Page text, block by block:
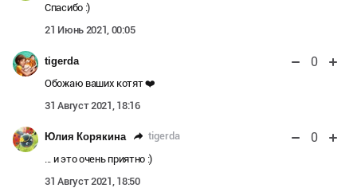
Спасибо :)
21 Июнь 2021, 00:05
tigerda 0
Обожаю ваших котят ❤️
31 Август 2021, 18:16
Юлия Корякина tigerda 0
... и это очень приятно :)
31 Август 2021, 18:50